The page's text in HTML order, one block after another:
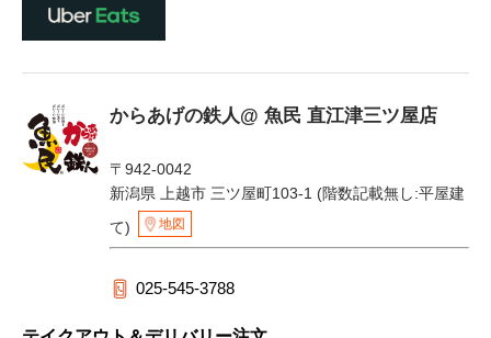
からあげの鉄人@ 魚民 直江津三ツ屋店
〒942-0042
新潟県 上越市 三ツ屋町103-1 (階数記載無し:平屋建
て)
地図
025-545-3788